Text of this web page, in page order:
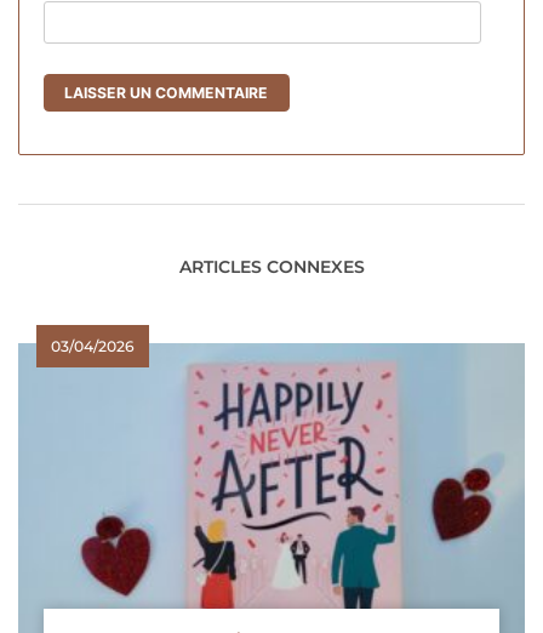
ARTICLES CONNEXES
03/04/2026